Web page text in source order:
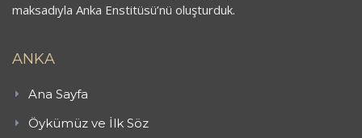
maksadıyla Anka Enstitüsü’nü oluşturduk.
ANKA
Ana Sayfa
Öykümüz ve İlk Söz